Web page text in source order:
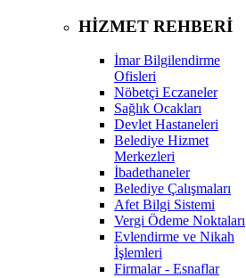
HİZMET REHBERİ
İmar Bilgilendirme
Ofisleri
Nöbetçi Eczaneler
Sağlık Ocakları
Devlet Hastaneleri
Belediye Hizmet
Merkezleri
İbadethaneler
Belediye Çalışmaları
Afet Bilgi Sistemi
Vergi Ödeme Noktaları
Evlendirme ve Nikah
İşlemleri
Firmalar - Esnaflar